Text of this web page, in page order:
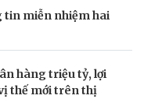
tin miễn nhiệm hai
hàng triệu tỷ, lợi
thế mới trên thị